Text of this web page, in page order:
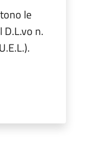
le
n.